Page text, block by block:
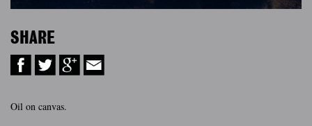
SHARE
Oil on canvas.